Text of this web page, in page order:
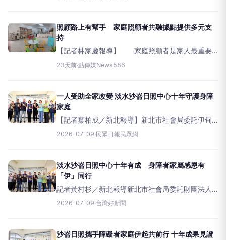
學童至小作所參與手
照顧路上有幫手 家庭照顧者共融據點提供多元支
持
【記者林家慶報導】 家庭照顧者是家人最重要
的照顧力量，但長期照顧往往伴隨身心疲憊、情緒
23天前·點傳媒News586
一人受助全家改變 淡水沙崙日照中心十年守護身障
家庭
【記者葉柏成／新北報導】新北市社會局委託伊甸
社會福利基金會辦理的淡水沙崙日照中心日前舉辦
庭的溫暖成果。
2026-07-09·民眾日報民眾網
淡水沙崙日照中心十年有成 身障者家屬感恩有
「伊」同行
記者黃村杉／新北報導新北市社會局委託財團法人
伊甸社會福利基金會辦理的淡水沙崙日照中心，陪
參與。社會局長李美珍、
2026-07-09·台灣好新聞
沙崙日照攜手障礙者家庭伊起共前行 十年成果見證